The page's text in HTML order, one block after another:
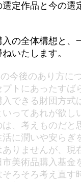
定作品と今の選
の全体構想と、
いたします。
今後のあり方に
トにあったすば
できる財団方式
ってあれが欲し
、考えものだと
に潤いや安らぎ
りませんが、現
美術品購入基金
ろそろ考え直す